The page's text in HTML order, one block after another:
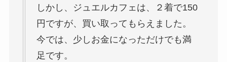
しかし、ジュエルカフェは、２着で150
円ですが、買い取ってもらえました。
今では、少しお金になっただけでも満
足です。